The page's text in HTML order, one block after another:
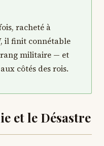
racheté à
il finit connétable
militaire — et
côtés des rois.
et le Désastre